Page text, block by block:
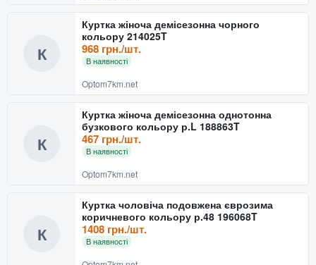
К
Куртка жіноча демісезонна чорного
кольору 214025T
968 грн./шт.
В наявності
Optom7km.net
К
Куртка жіноча демісезонна однотонна
бузкового кольору р.L 188863T
467 грн./шт.
В наявності
Optom7km.net
К
Куртка чоловіча подовжена єврозима
коричневого кольору р.48 196068T
1408 грн./шт.
В наявності